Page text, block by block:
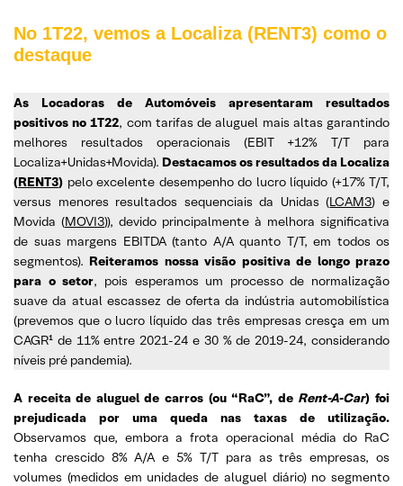
No 1T22, vemos a Localiza (RENT3) como o
destaque
As Locadoras de Automóveis apresentaram resultados
positivos no 1T22, com tarifas de aluguel mais altas garantindo
melhores resultados operacionais (EBIT +12% T/T para
Localiza+Unidas+Movida). Destacamos os resultados da Localiza
(RENT3) pelo excelente desempenho do lucro líquido (+17% T/T,
versus menores resultados sequenciais da Unidas (LCAM3) e
Movida (MOVI3)), devido principalmente à melhora significativa
de suas margens EBITDA (tanto A/A quanto T/T, em todos os
segmentos). Reiteramos nossa visão positiva de longo prazo
para o setor, pois esperamos um processo de normalização
suave da atual escassez de oferta da indústria automobilística
(prevemos que o lucro líquido das três empresas cresça em um
CAGR¹ de 11% entre 2021-24 e 30 % de 2019-24, considerando
níveis pré pandemia).
A receita de aluguel de carros (ou “RaC”, de Rent-A-Car) foi
prejudicada por uma queda nas taxas de utilização.
Observamos que, embora a frota operacional média do RaC
tenha crescido 8% A/A e 5% T/T para as três empresas, os
volumes (medidos em unidades de aluguel diário) no segmento